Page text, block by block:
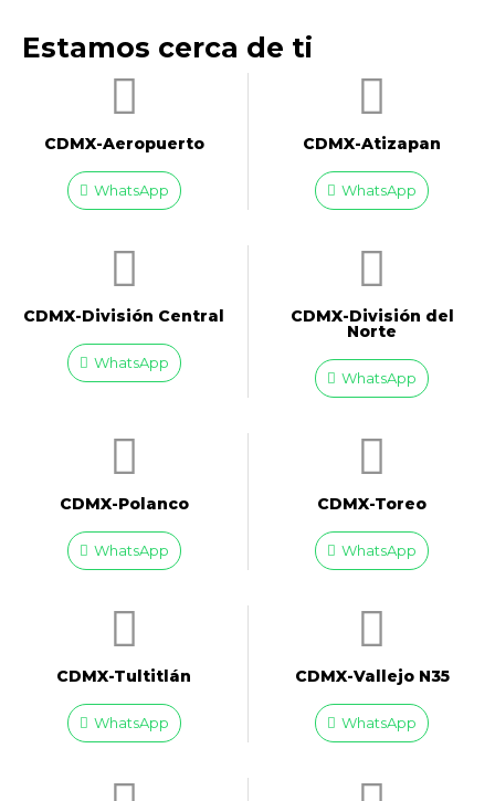
Estamos cerca de ti
CDMX-Aeropuerto​
WhatsApp
CDMX-Atizapan
WhatsApp
CDMX-División Central
WhatsApp
CDMX-División del
Norte
WhatsApp
CDMX-Polanco
WhatsApp
CDMX-Toreo
WhatsApp
CDMX-Tultitlán
WhatsApp
CDMX-Vallejo N35
WhatsApp